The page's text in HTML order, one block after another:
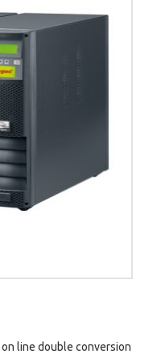
line double conversion